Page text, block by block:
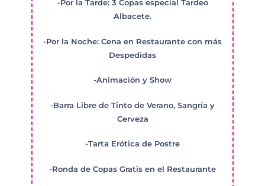
-Por la Tarde: 3 Copas especial Tardeo
Albacete.
-Por la Noche: Cena en Restaurante con más
Despedidas
-Animación y Show
-Barra Libre de Tinto de Verano, Sangría y
Cerveza
-Tarta Erótica de Postre
-Ronda de Copas Gratis en el Restaurante